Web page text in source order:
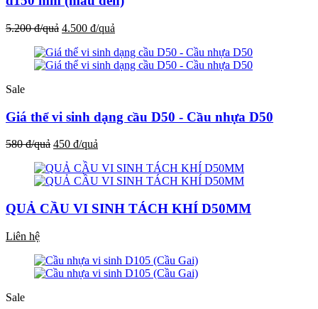
5.200 đ/quả 4.500 đ/quả
Sale
Giá thể vi sinh dạng cầu D50 - Cầu nhựa D50
580 đ/quả 450 đ/quả
QUẢ CẦU VI SINH TÁCH KHÍ D50MM
Liên hệ
Sale